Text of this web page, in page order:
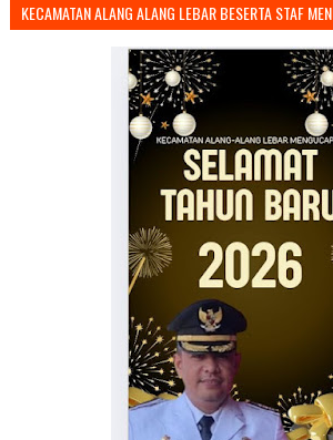
KECAMATAN ALANG ALANG LEBAR BESERTA STAF